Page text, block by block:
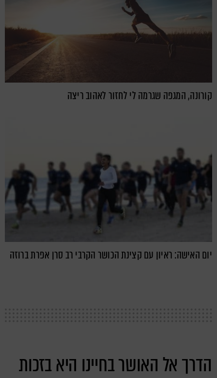
קורונה, המגפה שגרמה לי לחזור לאהוב ריצה
יום האישה: ראיון עם קצינת הכושר הקרבי רב סרן אפרת ברוזה
הדרך אל האושר בחיינו היא בזכות